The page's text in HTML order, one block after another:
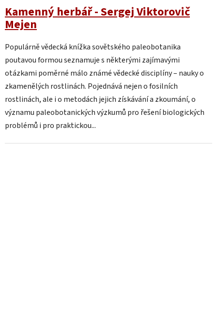
Kamenný herbář - Sergej Viktorovič
Mejen
Populárně vědecká knížka sovětského paleobotanika
poutavou formou seznamuje s některými zajímavými
otázkami poměrné málo známé vědecké disciplíny – nauky o
zkamenělých rostlinách. Pojednává nejen o fosilních
rostlinách, ale i o metodách jejich získávání a zkoumání, o
významu paleobotanických výzkumů pro řešení biologických
problémů i pro praktickou...